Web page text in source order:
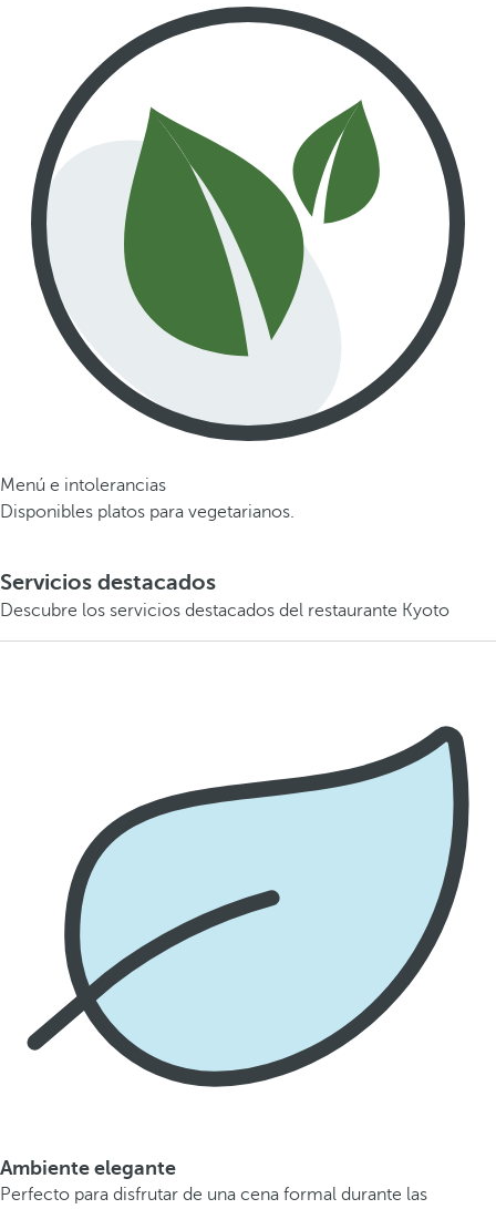
Menú e intolerancias
Disponibles platos para vegetarianos.
Servicios destacados
Descubre los servicios destacados del restaurante Kyoto
Ambiente elegante
Perfecto para disfrutar de una cena formal durante las